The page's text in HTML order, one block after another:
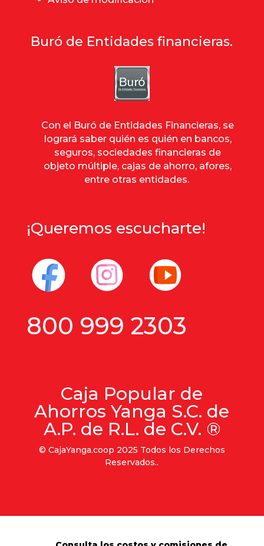
Buró de Entidades financieras.
Con el Buró de Entidades Financieras, se
logrará saber quién es quién en bancos,
seguros, sociedades financieras de
objeto múltiple, cajas de ahorro, afores,
entre otras entidades.
¡Queremos escucharte!
800 999 2303
Caja Popular de
Ahorros Yanga S.C. de
A.P. de R.L. de C.V. ®
© CajaYanga.coop 2025 Todos los Derechos
Reservados..